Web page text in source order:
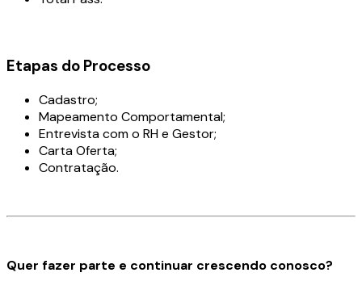
Etapas do Processo
Cadastro;
Mapeamento Comportamental;
Entrevista com o RH e Gestor;
Carta Oferta;
Contratação.
Quer fazer parte e continuar crescendo conosco?